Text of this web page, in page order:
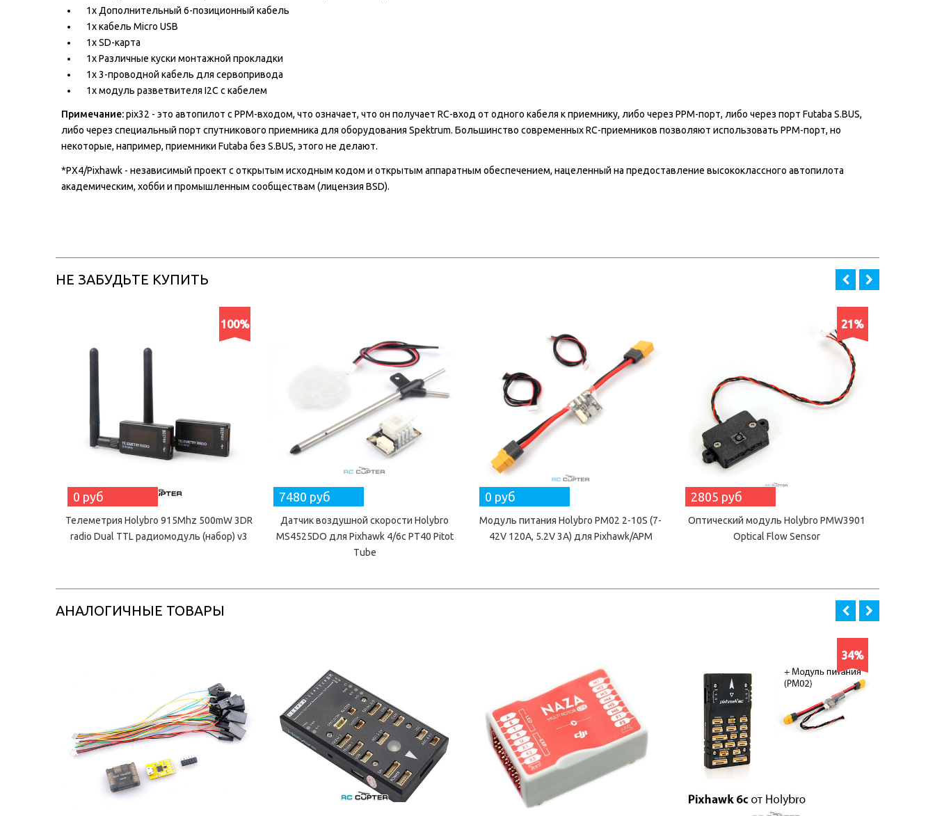
1x Дополнительный 6-позиционный кабель
1x кабель Micro USB
1x SD-карта
1x Различные куски монтажной прокладки
1x 3-проводной кабель для сервопривода
1x модуль разветвителя I2C с кабелем
Примечание:pix32 - это автопилот с PPM-входом, что означает, что он получает RC-вход от одного кабеля к приемнику, либо через PPM-порт, либо через порт Futaba S.BUS,
либо через специальный порт спутникового приемника для оборудования Spektrum. Большинство современных RC-приемников позволяют использовать PPM-порт, но
некоторые, например, приемники Futaba без S.BUS, этого не делают.
*PX4/Pixhawk - независимый проект с открытым исходным кодом и открытым аппаратным обеспечением, нацеленный на предоставление высококлассного автопилота
академическим, хобби и промышленным сообществам (лицензия BSD).
НЕ ЗАБУДЬТЕ КУПИТЬ
100%
0 руб
Телеметрия Holybro 915Mhz 500mW 3DR
radio Dual TTL радиомодуль (набор) v3
7480 руб
Датчик воздушной скорости Holybro
MS4525DO для Pixhawk 4/6c PT40 Pitot
Tube
0 руб
Модуль питания Holybro PM02 2-10S (7-
42V 120A, 5.2V 3A) для Pixhawk/APM
21%
2805 руб
Оптический модуль Holybro PMW3901
Optical Flow Sensor
АНАЛОГИЧНЫЕ ТОВАРЫ
34%